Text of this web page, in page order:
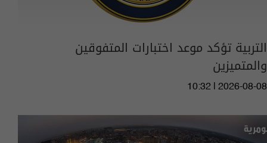
التربية تؤكد موعد اختبارات المتفوقين
والمتميزين
10:32 | 2026-08-08